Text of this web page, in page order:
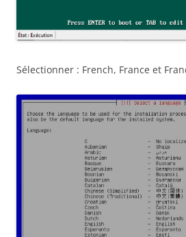
Sélectionner : French, France et